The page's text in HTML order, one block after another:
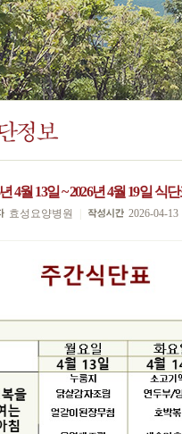
4월 13일 ~ 2026년 4월 19일 식
효성요양병원 2026-04-13